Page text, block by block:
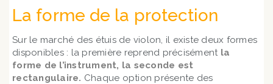
La forme de la protection
Sur le marché des étuis de violon, il existe deux formes
disponibles : la première reprend précisément la
forme de l’instrument, la seconde est
rectangulaire. Chaque option présente des